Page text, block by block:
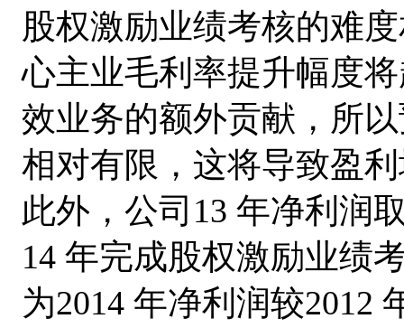
股权激励业绩考核的难
心主业毛利率提升幅度
效业务的额外贡献，所
相对有限，这将导致盈
此外，公司13 年净利润
14 年完成股权激励业绩
为2014 年净利润较2012